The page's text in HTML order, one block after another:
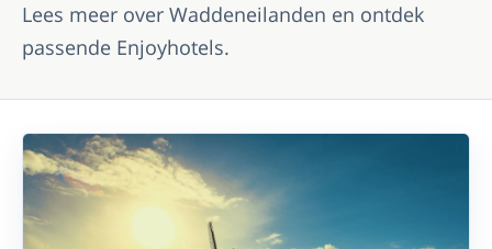
Lees meer over Waddeneilanden en ontdek
passende Enjoyhotels.